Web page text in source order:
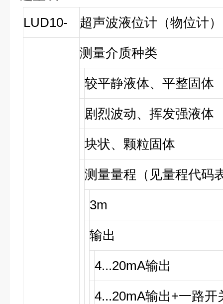
LUD10-
超声波液位计（物位计）
测量介质种类
较平静液体、平整固体
剧烈波动、挥发强液体
块状、颗粒固体
测量量程（见量程代码
3m
输出
4...20mA输出
4...20mA输出+一路开